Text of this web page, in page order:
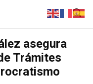
asegura
Trámites